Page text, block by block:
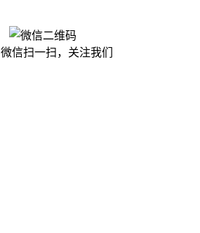
微信扫一扫，关注我们